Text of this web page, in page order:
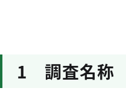
1 調査名称